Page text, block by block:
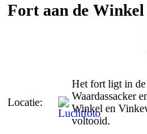
Fort aan de Winkel
Locatie:
Het fort ligt in
Waardassacker
Winkel en
voltooid.